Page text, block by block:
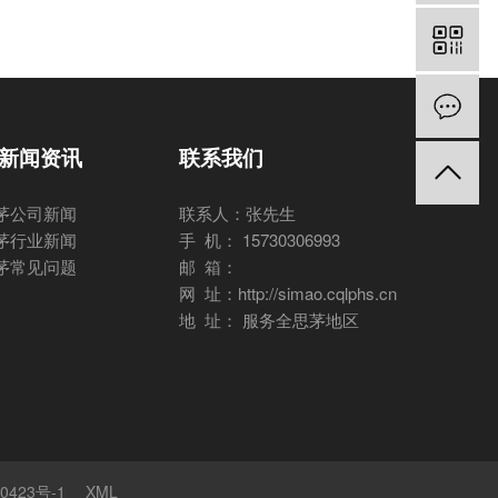
闻资讯
公司新闻
行业新闻
常见问题
联系我们
联系人：张先生
手 机： 15730306993
邮 箱：
网 址：http://simao.cqlphs.cn
地 址： 服务全思茅地区
号-1 XML